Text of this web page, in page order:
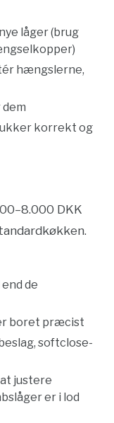
låger (brug
hængslerne,
korrekt og
DKK
de
boret præcist
softclose-
justere
er i lod